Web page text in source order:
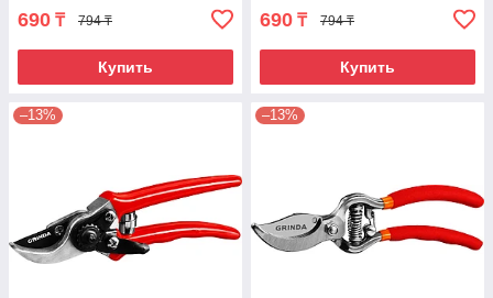
690 ₸ 794 ₸
Купить
690 ₸ 794 ₸
Купить
–13% –13%